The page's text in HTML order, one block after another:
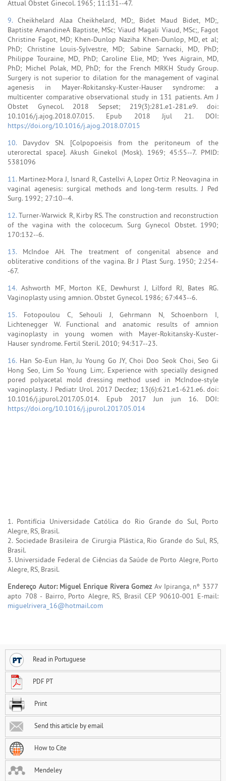
Attual Obstet Ginecol. 1965; 11:131--47.
9.Cheikhelard Alaa Cheikhelard, MD;, Bidet Maud Bidet, MD;,
Baptiste AmandineA Baptiste, MSc; Viaud Magali Viaud, MSc;, Fagot
Christine Fagot, MD; Khen-Dunlop Naziha Khen-Dunlop, MD, et al;
PhD; Christine Louis-Sylvestre, MD; Sabine Sarnacki, MD, PhD;
Philippe Touraine, MD, PhD; Caroline Elie, MD; Yves Aigrain, MD,
PhD; Michel Polak, MD, PhD; for the French MRKH Study Group.
Surgery is not superior to dilation for the management of vaginal
agenesis in Mayer-Rokitansky-Kuster-Hauser syndrome: a
multicenter comparative observational study in 131 patients. Am J
Obstet Gynecol. 2018 Sepset; 219(3):281.e1-281.e9. doi:
10.1016/j.ajog.2018.07.015. Epub 2018 Jjul 21. DOI:
https://doi.org/10.1016/j.ajog.2018.07.015
10. Davydov SN. [Colpopoeisis from the peritoneum of the
uterorectal space]. Akush Ginekol (Mosk). 1969; 45:55--7. PMID:
5381096
11. Martinez-Mora J, Isnard R, Castellvi A, Lopez Ortiz P. Neovagina in
vaginal agenesis: surgical methods and long-term results. J Ped
Surg. 1992; 27:10--4.
12.Turner-Warwick R, Kirby RS. The construction and reconstruction
of the vagina with the colocecum. Surg Gynecol Obstet. 1990;
170:132--6.
13. McIndoe AH. The treatment of congenital absence and
obliterative conditions of the vagina. Br J Plast Surg. 1950; 2:254-
-67.
14. Ashworth MF, Morton KE, Dewhurst J, Lilford RJ, Bates RG.
Vaginoplasty using amnion. Obstet Gynecol. 1986; 67:443--6.
15. Fotopoulou C, Sehouli J, Gehrmann N, Schoenborn I,
Lichtenegger W. Functional and anatomic results of amnion
vaginoplasty in young women with Mayer-Rokitansky-Kuster-
Hauser syndrome. Fertil Steril. 2010; 94:317--23.
16. Han So-Eun Han, Ju Young Go JY, Choi Doo Seok Choi, Seo Gi
Hong Seo, Lim So Young Lim;. Experience with specially designed
pored polyacetal mold dressing method used in McIndoe-style
vaginoplasty. J Pediatr Urol. 2017 Decdez; 13(6):621.e1-621.e6. doi:
10.1016/j.jpurol.2017.05.014. Epub 2017 Jun jun 16. DOI:
https://doi.org/10.1016/j.jpurol.2017.05.014
1. Pontifícia Universidade Católica do Rio Grande do Sul, Porto
Alegre, RS, Brasil.
2. Sociedade Brasileira de Cirurgia Plástica, Rio Grande do Sul, RS,
Brasil.
3. Universidade Federal de Ciências da Saúde de Porto Alegre, Porto
Alegre, RS, Brasil.
Endereço Autor: Miguel Enrique Rivera Gomez Av Ipiranga, nº 3377
apto 708 - Bairro, Porto Alegre, RS, Brasil CEP 90610-001 E-mail:
miguelrivera_16@hotmail.com
Read in Portuguese
PDF PT
Print
Send this article by email
How to Cite
Mendeley